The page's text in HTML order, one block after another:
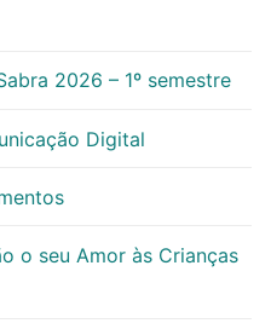
2026 – 1º semestre
Digital
o seu Amor às Crianças